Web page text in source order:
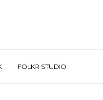
FOLKR STUDIO